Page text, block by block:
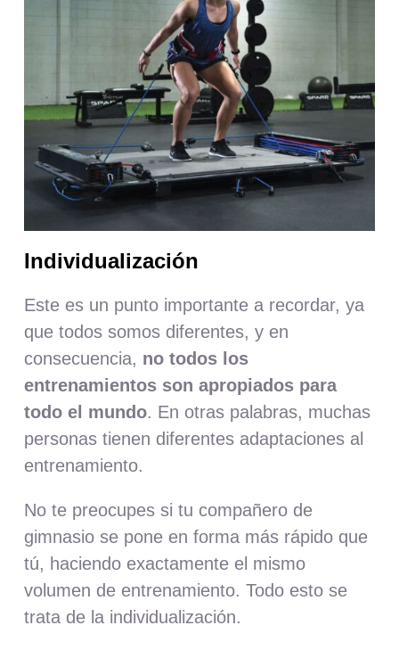
Individualización
Este es un punto importante a recordar, ya
que todos somos diferentes, y en
consecuencia, no todos los
entrenamientos son apropiados para
todo el mundo. En otras palabras, muchas
personas tienen diferentes adaptaciones al
entrenamiento.
No te preocupes si tu compañero de
gimnasio se pone en forma más rápido que
tú, haciendo exactamente el mismo
volumen de entrenamiento. Todo esto se
trata de la individualización.